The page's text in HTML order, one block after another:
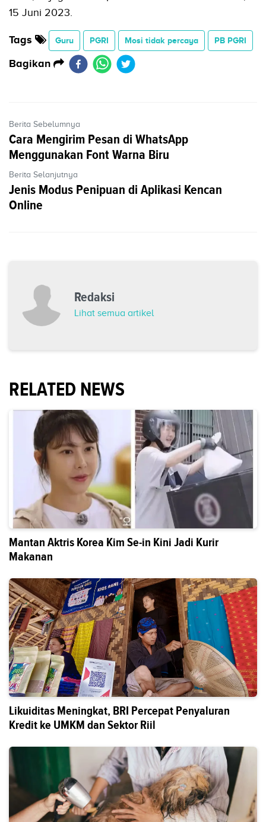
15 Juni 2023.
Tags Guru PGRI Mosi tidak percaya PB PGRI
Bagikan
Berita Sebelumnya
Cara Mengirim Pesan di WhatsApp
Menggunakan Font Warna Biru
Berita Selanjutnya
Jenis Modus Penipuan di Aplikasi Kencan
Online
Redaksi
Lihat semua artikel
RELATED NEWS
Mantan Aktris Korea Kim Se-in Kini Jadi Kurir
Makanan
Likuiditas Meningkat, BRI Percepat Penyaluran
Kredit ke UMKM dan Sektor Riil